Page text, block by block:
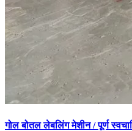
गोल बोतल लेबलिंग मेशीन / पूर्ण